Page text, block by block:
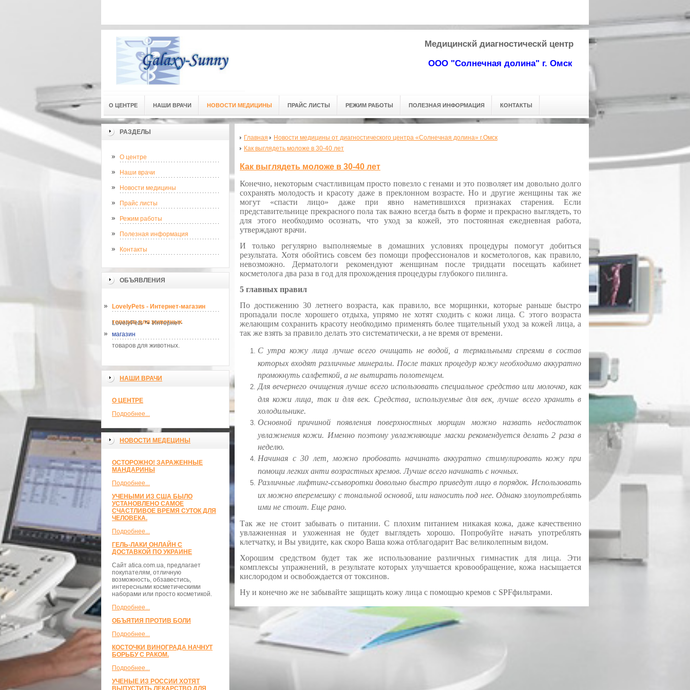
Медицинскй диагностическй центр
ООО "Солнечная долина" г. Омск
О ЦЕНТРЕ НАШИ ВРАЧИ НОВОСТИ МЕДИЦИНЫ ПРАЙС ЛИСТЫ РЕЖИМ РАБОТЫ ПОЛЕЗНАЯ ИНФОРМАЦИЯ КОНТАКТЫ
РАЗДЕЛЫ
О центре
Наши врачи
Новости медицины
Прайс листы
Режим работы
Полезная информация
Контакты
ОБЪЯВЛЕНИЯ
LovelyPets - Интернет-магазин
товаров для животных
LovelyPets 🐾 Интернет-
магазин
товаров для животных.
НАШИ ВРАЧИ
О ЦЕНТРЕ
Подробнее...
НОВОСТИ МЕДЕЦИНЫ
ОСТОРОЖНО! ЗАРАЖЕННЫЕ
МАНДАРИНЫ
Подробнее...
УЧЕНЫМИ ИЗ США БЫЛО
УСТАНОВЛЕНО САМОЕ
СЧАСТЛИВОЕ ВРЕМЯ СУТОК ДЛЯ
ЧЕЛОВЕКА.
Подробнее...
ГЕЛЬ-ЛАКИ ОНЛАЙН С
ДОСТАВКОЙ ПО УКРАИНЕ
Сайт atica.com.ua, предлагает
покупателям, отличную
возможность, обзавестись,
интересными косметическими
наборами или просто косметикой.
Подробнее...
ОБЪЯТИЯ ПРОТИВ БОЛИ
Подробнее...
КОСТОЧКИ ВИНОГРАДА НАЧНУТ
БОРЬБУ С РАКОМ.
Подробнее...
УЧЕНЫЕ ИЗ РОССИИ ХОТЯТ
ВЫПУСТИТЬ ЛЕКАРСТВО ДЛЯ
Главная
Новости медицины от диагностического центра «Солнечная долина» г.Омск
Как выглядеть моложе в 30-40 лет
Как выглядеть моложе в 30-40 лет
Конечно, некоторым счастливицам просто повезло с генами и это позволяет им довольно долго
сохранять молодость и красоту даже в преклонном возрасте. Но и другие женщины так же
могут «спасти лицо» даже при явно наметившихся признаках старения. Если
представительнице прекрасного пола так важно всегда быть в форме и прекрасно выглядеть, то
для этого необходимо осознать, что уход за кожей, это постоянная ежедневная работа,
утверждают врачи.
И только регулярно выполняемые в домашних условиях процедуры помогут добиться
результата. Хотя обойтись совсем без помощи профессионалов и косметологов, как правило,
невозможно. Дерматологи рекомендуют женщинам после тридцати посещать кабинет
косметолога два раза в год для прохождения процедуры глубокого пилинга.
5 главных правил
По достижению 30 летнего возраста, как правило, все морщинки, которые раньше быстро
пропадали после хорошего отдыха, упрямо не хотят сходить с кожи лица. С этого возраста
желающим сохранить красоту необходимо применять более тщательный уход за кожей лица, а
так же взять за правило делать это систематически, а не время от времени.
С утра кожу лица лучше всего очищать не водой, а термальными спреями в состав
которых входят различные минералы. После таких процедур кожу необходимо аккуратно
промокнуть салфеткой, а не вытирать полотенцем.
Для вечернего очищения лучше всего использовать специальное средство или молочко, как
для кожи лица, так и для век. Средства, используемые для век, лучше всего хранить в
холодильнике.
Основной причиной появления поверхностных морщин можно назвать недостаток
увлажнения кожи. Именно поэтому увлажняющие маски рекомендуется делать 2 раза в
неделю.
Начиная с 30 лет, можно пробовать начинать аккуратно стимулировать кожу при
помощи легких анти возрастных кремов. Лучше всего начинать с ночных.
Различные лифтинг-ссыворотки довольно быстро приведут лицо в порядок. Использовать
их можно вперемешку с тональной основой, или наносить под нее. Однако злоупотреблять
ими не стоит. Еще рано.
Так же не стоит забывать о питании. С плохим питанием никакая кожа, даже качественно
увлажненная и ухоженная не будет выглядеть хорошо. Попробуйте начать употреблять
клетчатку, и Вы увидите, как скоро Ваша кожа отблагодарит Вас великолепным видом.
Хорошим средством будет так же использование различных гимнастик для лица. Эти
комплексы упражнений, в результате которых улучшается кровообращение, кожа насыщается
кислородом и освобождается от токсинов.
Ну и конечно же не забывайте защищать кожу лица с помощью кремов с SPFфильтрами.